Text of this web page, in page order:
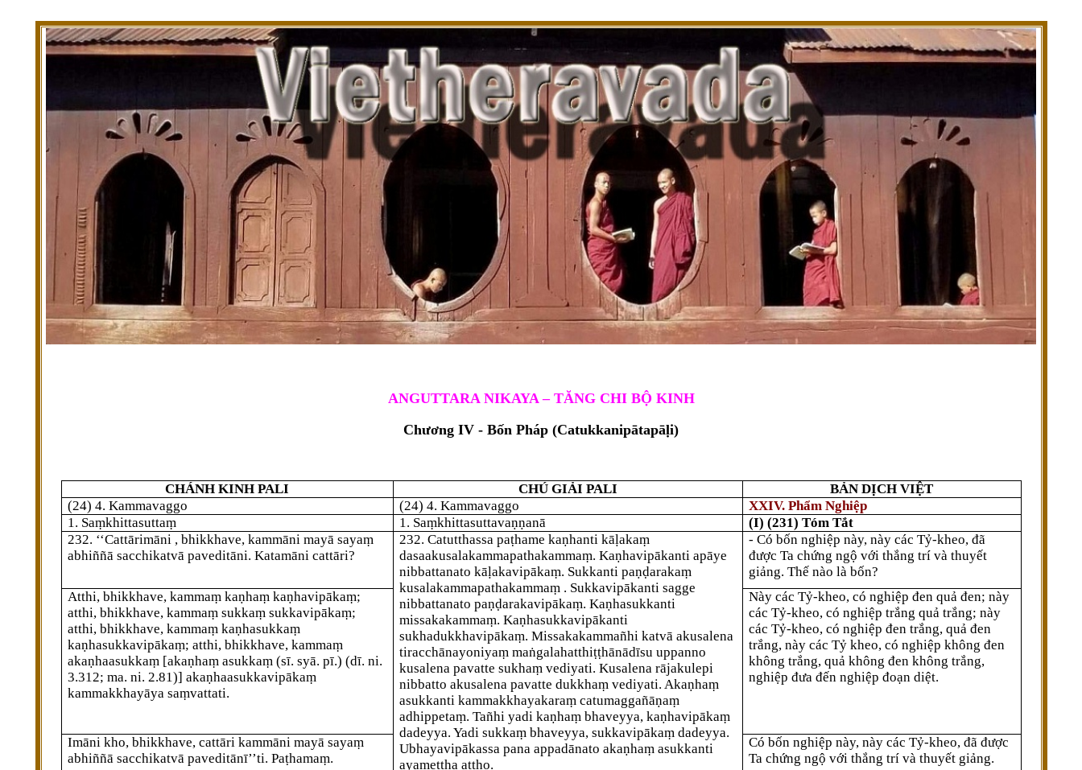
ANGUTTARA NIKAYA – TĂNG CHI BỘ KINH
Chương IV - Bốn Pháp (Catukkanipātapāḷi)
CHÁNH KINH PALI CHÚ GIẢI PALI
BẢN DỊCH VIỆT
(24) 4. Kammavaggo
(24) 4. Kammavaggo
XXIV. Phẩm Nghiệp
1. Saṃkhittasuttaṃ
1. Saṃkhittasuttavaṇṇanā
(I) (231) Tóm Tắt
232. ‘‘Cattārimāni , bhikkhave, kammāni mayā sayaṃ
abhiññā sacchikatvā paveditāni. Katamāni cattāri?
232. Catutthassa paṭhame kaṇhanti kāḷakaṃ
dasaakusalakammapathakammaṃ. Kaṇhavipākanti apāye
nibbattanato kāḷakavipākaṃ. Sukkanti paṇḍarakaṃ
kusalakammapathakammaṃ . Sukkavipākanti sagge
nibbattanato paṇḍarakavipākaṃ. Kaṇhasukkanti
missakakammaṃ. Kaṇhasukkavipākanti
sukhadukkhavipākaṃ. Missakakammañhi katvā akusalena
tiracchānayoniyaṃ maṅgalahatthiṭṭhānādīsu uppanno
kusalena pavatte sukhaṃ vediyati. Kusalena rājakulepi
nibbatto akusalena pavatte dukkhaṃ vediyati. Akaṇhaṃ
asukkanti kammakkhayakaraṃ catumaggañāṇaṃ
adhippetaṃ. Tañhi yadi kaṇhaṃ bhaveyya, kaṇhavipākaṃ
dadeyya. Yadi sukkaṃ bhaveyya, sukkavipākaṃ dadeyya.
Ubhayavipākassa pana appadānato akaṇhaṃ asukkanti
ayamettha attho.
- Có bốn nghiệp này, này các Tỷ-kheo, đã
được Ta chứng ngộ với thắng trí và thuyết
giảng. Thế nào là bốn?
Atthi, bhikkhave, kammaṃ kaṇhaṃ kaṇhavipākaṃ;
atthi, bhikkhave, kammaṃ sukkaṃ sukkavipākaṃ;
atthi, bhikkhave, kammaṃ kaṇhasukkaṃ
kaṇhasukkavipākaṃ; atthi, bhikkhave, kammaṃ
akaṇhaasukkaṃ [akaṇhaṃ asukkaṃ (sī. syā. pī.) (dī. ni.
3.312; ma. ni. 2.81)] akaṇhaasukkavipākaṃ
kammakkhayāya saṃvattati.
Này các Tỷ-kheo, có nghiệp đen quả đen; này
các Tỷ-kheo, có nghiệp trắng quả trắng; này
các Tỷ-kheo, có nghiệp đen trắng, quả đen
trắng, này các Tỷ kheo, có nghiệp không đen
không trắng, quả không đen không trắng,
nghiệp đưa đến nghiệp đoạn diệt.
Imāni kho, bhikkhave, cattāri kammāni mayā sayaṃ
abhiññā sacchikatvā paveditānī’’ti. Paṭhamaṃ.
Có bốn nghiệp này, này các Tỷ-kheo, đã được
Ta chứng ngộ với thắng trí và thuyết giảng.